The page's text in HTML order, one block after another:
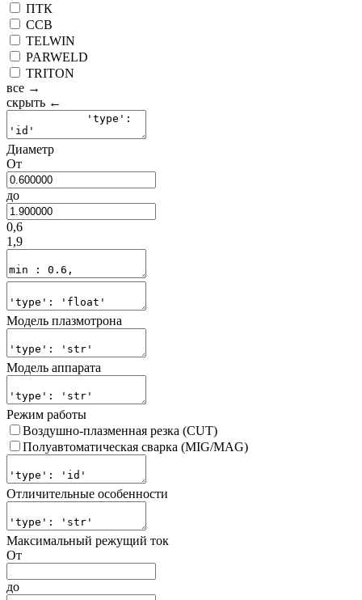
ПТК
ССВ
TELWIN
PARWELD
TRITON
все →
скрыть ←
Диаметр
От
до
0,6
1,9
Модель плазмотрона
Модель аппарата
Режим работы
Воздушно-плазменная резка (CUT)
Полуавтоматическая сварка (MIG/MAG)
Отличительные особенности
Максимальный режущий ток
От
до